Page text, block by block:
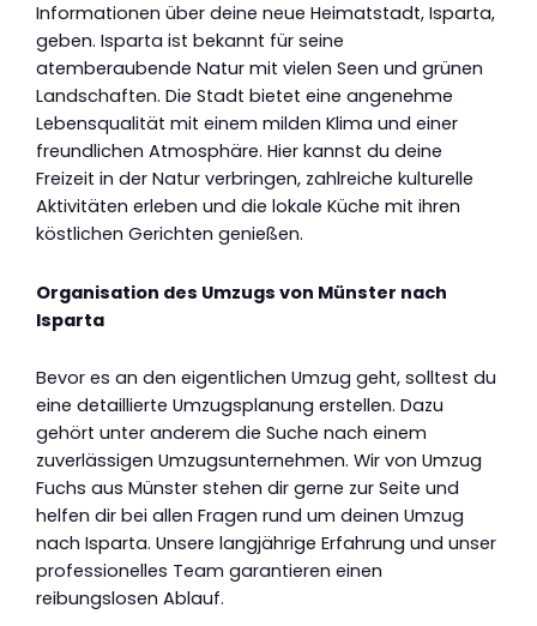
Informationen über deine neue Heimatstadt, Isparta,
geben. Isparta ist bekannt für seine
atemberaubende Natur mit vielen Seen und grünen
Landschaften. Die Stadt bietet eine angenehme
Lebensqualität mit einem milden Klima und einer
freundlichen Atmosphäre. Hier kannst du deine
Freizeit in der Natur verbringen, zahlreiche kulturelle
Aktivitäten erleben und die lokale Küche mit ihren
köstlichen Gerichten genießen.
Organisation des Umzugs von Münster nach
Isparta
Bevor es an den eigentlichen Umzug geht, solltest du
eine detaillierte Umzugsplanung erstellen. Dazu
gehört unter anderem die Suche nach einem
zuverlässigen Umzugsunternehmen. Wir von Umzug
Fuchs aus Münster stehen dir gerne zur Seite und
helfen dir bei allen Fragen rund um deinen Umzug
nach Isparta. Unsere langjährige Erfahrung und unser
professionelles Team garantieren einen
reibungslosen Ablauf.